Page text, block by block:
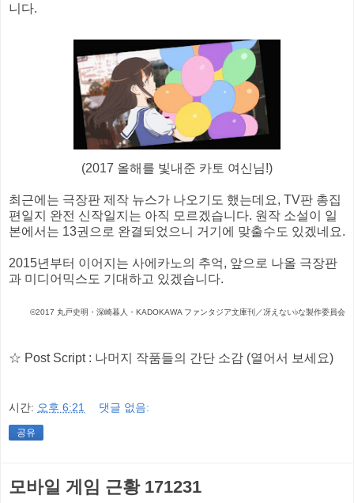
니다.
(2017 올해를 빛내준 카토 여신님!)
최근에는 극장판 제작 뉴스가 나오기도 했는데요, TV판 총집
편일지 완전 신작일지는 아직 모르겠습니다. 원작 소설이 일
본에서는 13권으로 완결되었으니 거기에 맞출수도 있겠네요.
2015년부터 이어지는 사에카노의 추억, 앞으로 나올 극장판
과 미디어믹스도 기대하고 있겠습니다.
©2017 丸戸史明・深崎暮人・KADOKAWA ファンタジア文庫刊／冴えない♭な製作委員会
☆ Post Script : 나머지 작품들의 간단 소감 (열어서 보세요)
시간: 오후 6:21 댓글 없음:
공유
모바일 게임 근황 171231